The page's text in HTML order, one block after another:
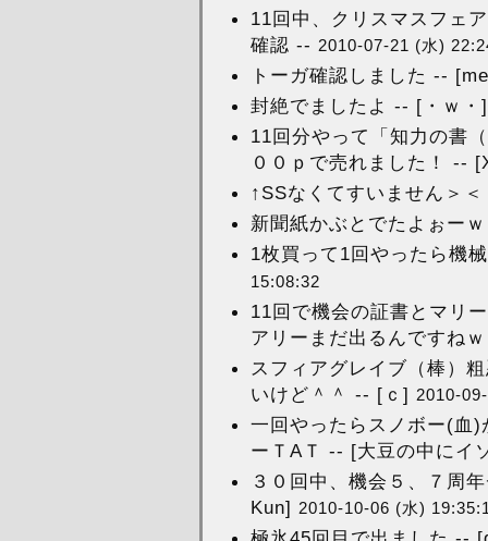
11回中、クリスマスフェ
確認 -- 2010-07-21 (水)
トーガ確認しました --
封絶でましたよ -- [・ｗ
11回分やって「知力の書
００ｐで売れました！ --
↑SSなくてすいません＞
新聞紙かぶとでたよぉー
1枚買って1回やったら機
15:08:32
11回で機会の証書とマリ
アリーまだ出るんですね
スフィアグレイブ（棒）
いけど＾＾ -- [ｃ] 2010-
一回やったらスノボー(血
ーＴAＴ -- [大豆の中にイ
３０回中、機会５、７周
Kun] 2010-10-06 (水)